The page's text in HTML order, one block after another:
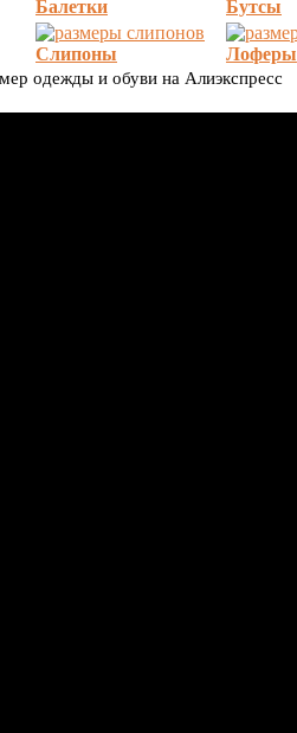
Балетки Бутсы
Слипоны Лоферы
одежды и обуви на Алиэкспресс